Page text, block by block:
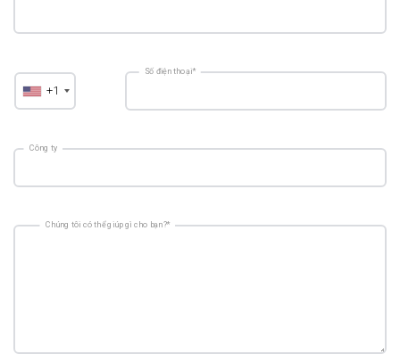
+1
Số điện thoại*
Công ty
Chúng tôi có thể giúp gì cho bạn?*